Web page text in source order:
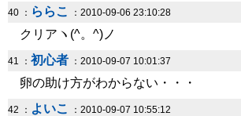
40 ： ららこ ：2010-09-06 23:10:28
クリアヽ(^。^)ノ
41 ： 初心者 ：2010-09-07 10:01:37
卵の助け方がわからない・・・
42 ： よいこ ：2010-09-07 10:55:12